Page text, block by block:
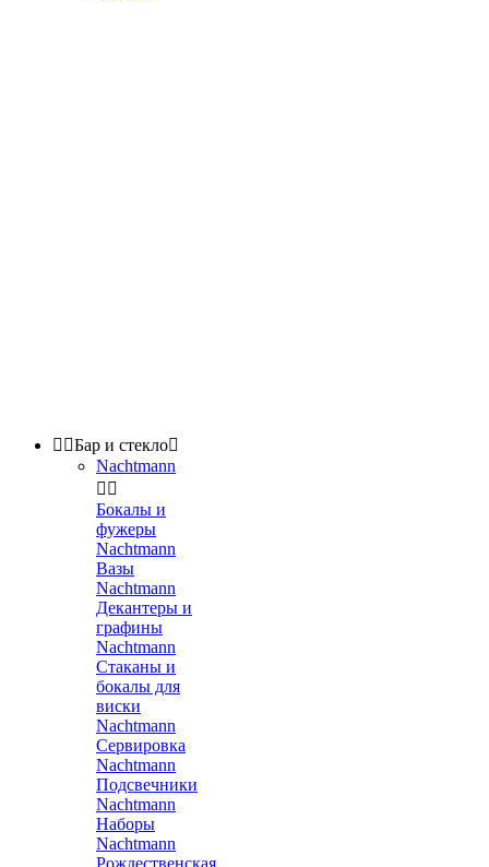
 Бар и стекло
Nachtmann
 
Бокалы и
фужеры
Nachtmann
Вазы
Nachtmann
Декантеры и
графины
Nachtmann
Стаканы и
бокалы для
виски
Nachtmann
Сервировка
Nachtmann
Подсвечники
Nachtmann
Наборы
Nachtmann
Рождественская